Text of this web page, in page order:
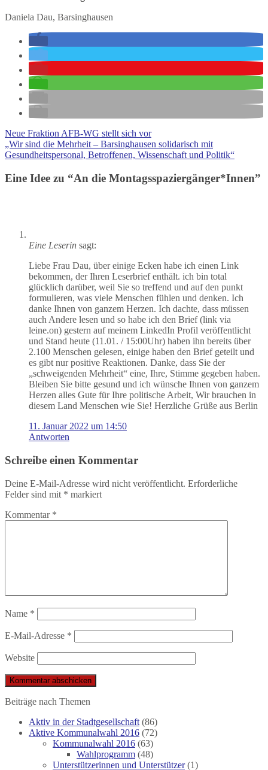
Daniela Dau, Barsinghausen
Neue Fraktion AFB-WG stellt sich vor
„Wir sind die Mehrheit – Barsinghausen solidarisch mit
Gesundheitspersonal, Betroffenen, Wissenschaft und Politik“
Eine Idee zu “An die Montagsspaziergänger*Innen”
Eine Leserin sagt:
Liebe Frau Dau, über einige Ecken habe ich einen Link
bekommen, der Ihren Leserbrief enthält. ich bin total
glücklich darüber, weil Sie so treffend und auf den punkt
formulieren, was viele Menschen fühlen und denken. Ich
danke Ihnen von ganzem Herzen. Ich dachte, dass müssen
auch Andere lesen und so habe ich den Brief (link via
leine.on) gestern auf meinem LinkedIn Profil veröffentlicht
und Stand heute (11.01. / 15:00Uhr) haben ihn bereits über
2.100 Menschen gelesen, einige haben den Brief geteilt und
es gibt nur positive Reaktionen. Danke, dass Sie der
„schweigenden Mehrheit“ eine, Ihre, Stimme gegeben haben.
Bleiben Sie bitte gesund und ich wünsche Ihnen von ganzem
Herzen alles Gute für Ihre politische Arbeit, Wir brauchen in
diesem Land Menschen wie Sie! Herzliche Grüße aus Berlin
11. Januar 2022 um 14:50
Antworten
Schreibe einen Kommentar
Deine E-Mail-Adresse wird nicht veröffentlicht. Erforderliche
Felder sind mit * markiert
Kommentar *
Name *
E-Mail-Adresse *
Website
Beiträge nach Themen
Aktiv in der Stadtgesellschaft (86)
Aktive Kommunalwahl 2016 (72)
Kommunalwahl 2016 (63)
Wahlprogramm (48)
Unterstützerinnen und Unterstützer(1)